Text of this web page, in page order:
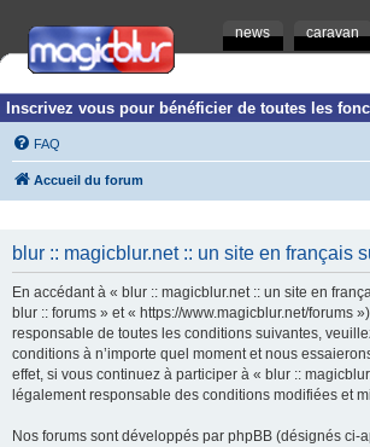
news caravan
Inscrivez vous pour bénéficier de toutes les
FAQ
Accueil du forum
blur :: magicblur.net :: un site en français
En accédant à « blur :: magicblur.net :: un site en
blur :: forums » et « https://www.magicblur.net/forums
responsable de toutes les conditions suivantes,
conditions à n’importe quel moment et nous
effet, si vous continuez à participer à « blur ::
légalement responsable des conditions modifiées et
Nos forums sont développés par phpBB (désignés